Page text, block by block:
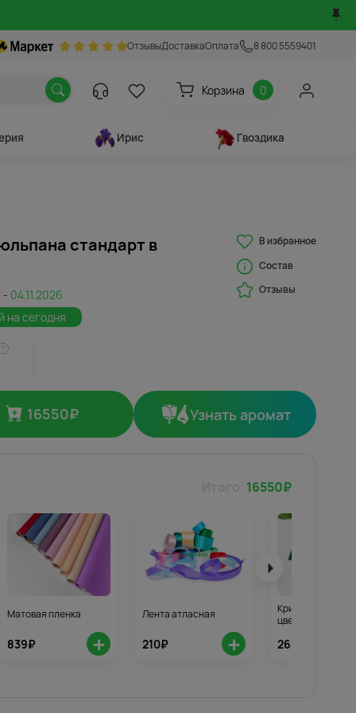
ОтзывыДоставкаОплата 8 800 5559401
Корзина 0
Ирис Гвоздика
стандарт в
- 04.11.2026
на сегодня
В избранное
Состав
Отзывы
16550₽ Узнать аромат
16550₽
Матовая пленка
839₽ +
Лента атласная
210₽ +
Кризал для
цветов 3шт.
268₽